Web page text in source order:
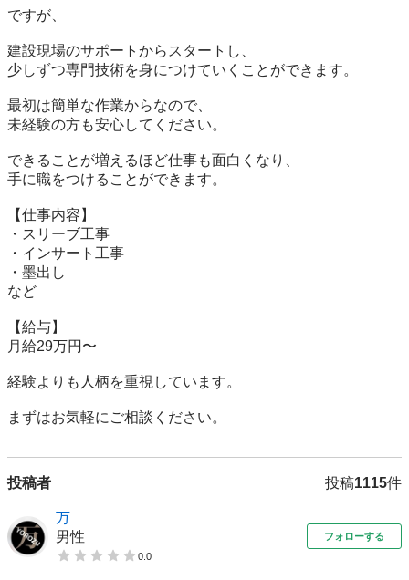
ですが、
建設現場のサポートからスタートし、
少しずつ専門技術を身につけていくことができます。
最初は簡単な作業からなので、
未経験の方も安心してください。
できることが増えるほど仕事も面白くなり、
手に職をつけることができます。
【仕事内容】
・スリーブ工事
・インサート工事
・墨出し
など
【給与】
月給29万円〜
経験よりも人柄を重視しています。
投稿者 投稿1115件
万
男性
0.0
フォローする